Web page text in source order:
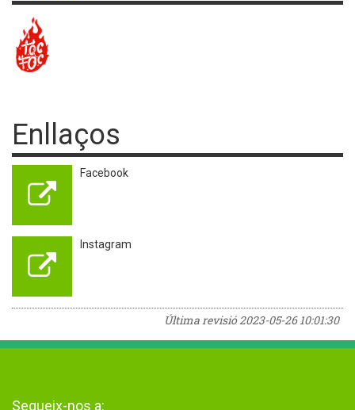
Enllaços
Facebook
Instagram
Última revisió2023-05-26 10:01:30
Segueix-nos a: